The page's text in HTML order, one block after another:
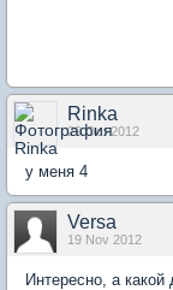
Rinka
29 Oct 2012
у меня 4
Versa
19 Nov 2012
Интересно, а